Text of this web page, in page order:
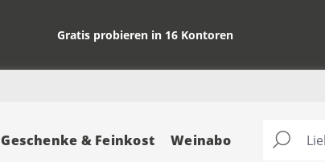
Gratis probieren in 16 Kontoren
Geschenke & Feinkost Weinabo